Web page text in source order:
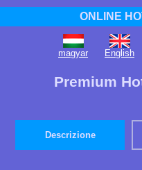
ONLINE
magyar English
Premium
Descrizione